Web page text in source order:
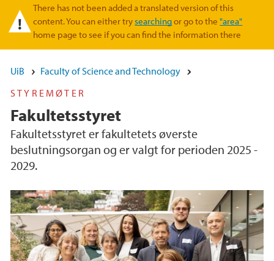
Warning message
There has not been added a translated version of this
content. You can either try searchingor go to the"area"
home page to see if you can find the information there
UiB
Faculty of Science and Technology
STYREMØTER
Fakultetsstyret
Fakultetsstyret er fakultetets øverste
beslutningsorgan og er valgt for perioden 2025 -
2029.